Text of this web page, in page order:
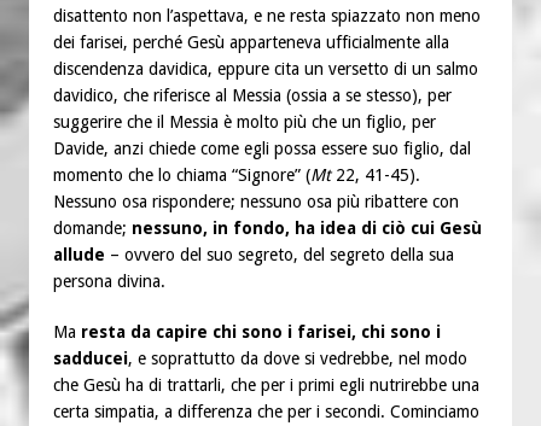
disattento non l’aspettava, e ne resta spiazzato non meno
dei farisei, perché Gesù apparteneva ufficialmente alla
discendenza davidica, eppure cita un versetto di un salmo
davidico, che riferisce al Messia (ossia a se stesso), per
suggerire che il Messia è molto più che un figlio, per
Davide, anzi chiede come egli possa essere suo figlio, dal
momento che lo chiama “Signore” (Mt22, 41-45).
Nessuno osa rispondere; nessuno osa più ribattere con
domande; nessuno, in fondo, ha idea di ciò cui Gesù
allude – ovvero del suo segreto, del segreto della sua
persona divina.
Ma resta da capire chi sono i farisei, chi sono i
sadducei, e soprattutto da dove si vedrebbe, nel modo
che Gesù ha di trattarli, che per i primi egli nutrirebbe una
certa simpatia, a differenza che per i secondi. Cominciamo